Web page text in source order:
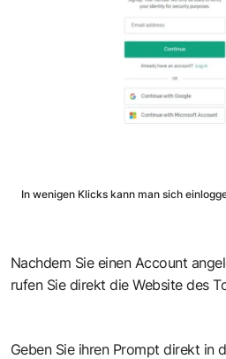
In wenigen Klicks kann man sich
Nachdem Sie einen Account
rufen Sie direkt dieWebsite des
Geben Sie ihren Prompt direkt in